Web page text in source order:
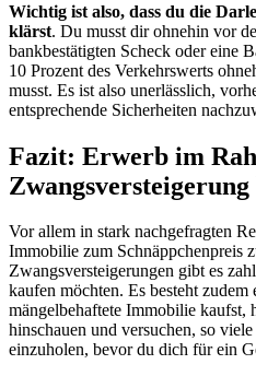
Wichtig ist also, dass du die
klärst. Du musst dir ohnehin vor
bankbestätigten Scheck oder eine
10 Prozent des Verkehrswerts
musst. Es ist also unerlässlich,
entsprechende Sicherheiten
Fazit: Erwerb im
Vor allem in stark nachgefragten
Immobilie zum Schnäppchenpreis
Zwangsversteigerungen gibt es
kaufen möchten. Es besteht
mängelbehaftete Immobilie kaufst,
hinschauen und versuchen, so
einzuholen, bevor du dich für ein